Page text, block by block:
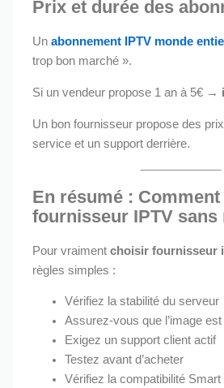
Prix et durée des
Unabonnement IPTV monde
trop bon marché ».
Si un vendeur propose 1 an à 5€ →
Un bon fournisseur propose des
service et un support derrière.
En résumé :
fournisseur IPTV sans
Pour vraimentchoisir fournisseur
règles simples :
Vérifiez la stabilité du serveur
Assurez-vous que l’image
Exigez un support client actif
Testez avant d’acheter
Vérifiez la compatibilité